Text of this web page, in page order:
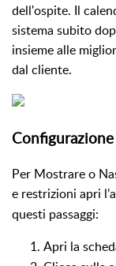
dell'ospite. Il
sistema subito
insieme alle
dal cliente.
Per Mostrare o
e restrizioni apri
questi passaggi:
Apri la